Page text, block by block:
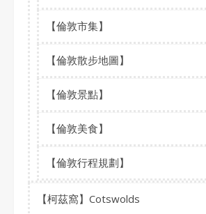
【倫敦市集】
【倫敦散步地圖】
【倫敦景點】
【倫敦美食】
【倫敦行程規劃】
【柯茲窩】Cotswolds